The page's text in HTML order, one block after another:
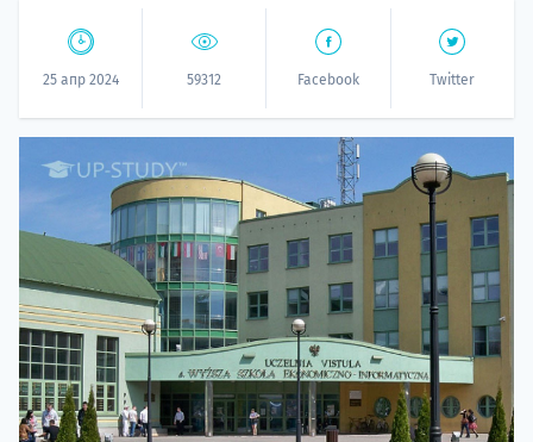
25 апр 2024 59312 Facebook Twitter
НАБОР